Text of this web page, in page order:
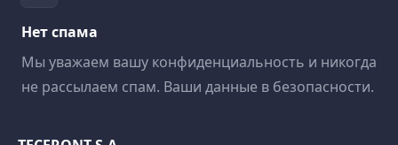
Нет спама
Мы уважаем вашу конфиденциальность и никогда
не рассылаем спам. Ваши данные в безопасности.